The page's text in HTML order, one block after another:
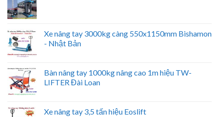
Xe nâng tay 3000kg càng 550x1150mm Bishamon
- Nhật Bản
Bàn nâng tay 1000kg nâng cao 1m hiệu TW-
LIFTER Đài Loan
Xe nâng tay 3,5 tấn hiệu Eoslift